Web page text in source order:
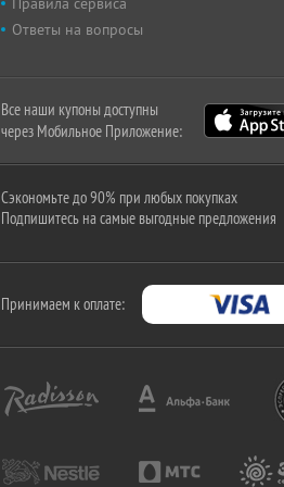
Ответы на вопросы
Все наши купоны доступны
через Мобильное Приложение:
Сэкономьте до 90% при любых покупках
Подпишитесь на самые выгодные предложения
Принимаем к оплате: